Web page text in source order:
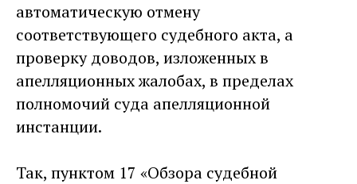
автоматическую отмену
соответствующего судебного акта, а
проверку доводов, изложенных в
апелляционных жалобах, в пределах
полномочий суда апелляционной
инстанции.
Так, пунктом 17 «Обзора судебной